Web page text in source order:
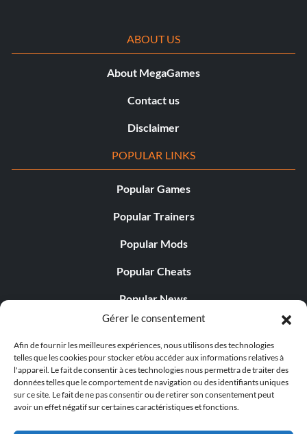
Gérer le consentement
Afin de fournir les meilleures expériences, nous utilisons des technologies
telles que les cookies pour stocker et/ou accéder aux informations relatives à
l'appareil. Le fait de consentir à ces technologies nous permettra de traiter des
données telles que le comportement de navigation ou des identifiants uniques
sur ce site. Le fait de ne pas consentir ou de retirer son consentement peut
avoir un effet négatif sur certaines caractéristiques et fonctions.
ABOUT US
About MegaGames
Contact us
Disclaimer
POPULAR LINKS
Popular Games
Popular Trainers
Popular Mods
Popular Cheats
Popular News
Popular Editorials
Popular Free Games
LATEST UPDATES